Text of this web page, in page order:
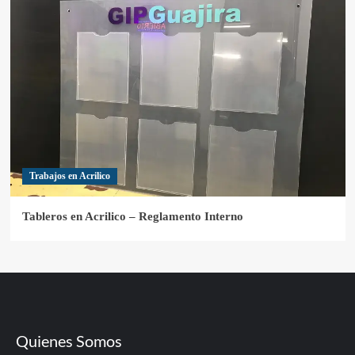
Trabajos en Acrilico
Tableros en Acrilico – Reglamento Interno
Quienes Somos